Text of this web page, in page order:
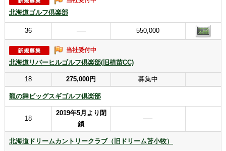
北海道ゴルフ倶楽部
36 ── 550,000
当社受付中
北海道リバーヒルゴルフ倶楽部(旧植苗CC)
18 275,000円 募集中
龍の舞ビッグスギゴルフ倶楽部
18
2019年5月より閉
鎖
──
北海道ドリームカントリークラブ（旧ドリーム苫小牧）